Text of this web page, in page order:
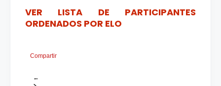
VER LISTA DE PARTICIPANTES
ORDENADOS POR ELO
Compartir
←